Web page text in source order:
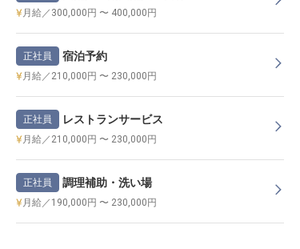
月給／300,000円 〜 400,000円
正社員 宿泊予約
月給／210,000円 〜 230,000円
正社員 レストランサービス
月給／210,000円 〜 230,000円
正社員 調理補助・洗い場
月給／190,000円 〜 230,000円